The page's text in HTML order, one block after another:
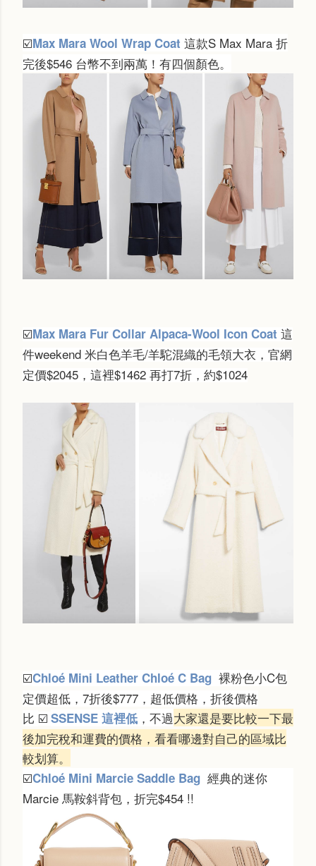
☑️Max Mara Wool Wrap Coat 這款S Max Mara 折
完後$546 台幣不到兩萬！有四個顏色。
☑️Max Mara Fur Collar Alpaca-Wool Icon Coat 這
件weekend 米白色羊毛/羊駝混織的毛領大衣，官網
定價$2045，這裡$1462 再打7折，約$1024
☑️Chloé Mini Leather Chloé C Bag 裸粉色小C包
定價超低，7折後$777，超低價格，折後價格
比 ☑️ SSENSE 這裡低 ，不過大家還是要比較一下最
後加完稅和運費的價格，看看哪邊對自己的區域比
較划算。
☑️Chloé Mini Marcie Saddle Bag 經典的迷你
Marcie 馬鞍斜背包，折完$454 !!